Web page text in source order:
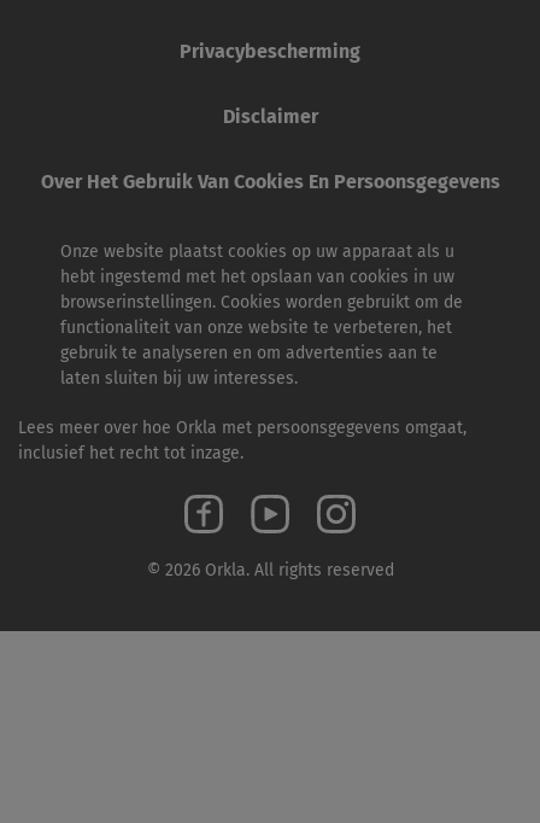
Privacybescherming
Disclaimer
Over Het Gebruik Van Cookies En Persoonsgegevens
Onze website plaatst cookies op uw apparaat als u
hebt ingestemd met het opslaan van cookies in uw
browserinstellingen. Cookies worden gebruikt om de
functionaliteit van onze website te verbeteren, het
gebruik te analyseren en om advertenties aan te
laten sluiten bij uw interesses.
Lees meer over hoe Orkla met persoonsgegevens omgaat,
inclusief het recht tot inzage.
© 2026 Orkla. All rights reserved